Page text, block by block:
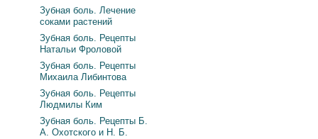
Зубная боль. Лечение
соками растений
Зубная боль. Рецепты
Натальи Фроловой
Зубная боль. Рецепты
Михаила Либинтова
Зубная боль. Рецепты
Людмилы Ким
Зубная боль. Рецепты Б.
А. Охотского и Н. Б.